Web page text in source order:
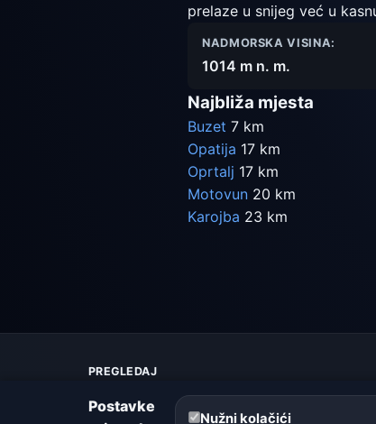
prelaze u snijeg već u
NADMORSKA VISINA:
1014 m n. m.
Najbliža mjesta
Buzet 7 km
Opatija 17 km
Oprtalj 17 km
Motovun 20 km
Karojba 23 km
PREGLEDAJ
Upozorenja
Postavke
Nužni kolačići